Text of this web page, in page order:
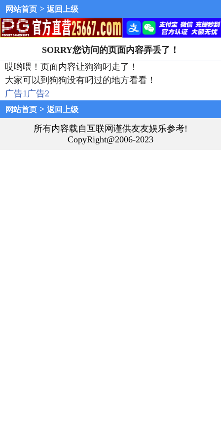
网站首页 > 返回上级
SORRY您访问的页面内容弄丢了！
哎哟喂！页面内容让狗狗叼走了！
大家可以到狗狗没有叼过的地方看看！
广告1广告2
网站首页 > 返回上级
所有内容载自互联网谨供友友娱乐参考!
CopyRight@2006-2023